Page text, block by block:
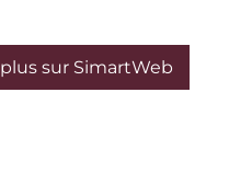
sur SimartWeb